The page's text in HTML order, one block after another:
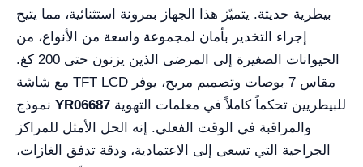
بيطرية حديثة. يتميّز هذا الجهاز بمرونة استثنائية، مما يتيح
إجراء التخدير بأمان لمجموعة واسعة من الأنواع، من
الحيوانات الصغيرة إلى المرضى الذين يزنون حتى 200 كغ.
مع شاشة TFT LCD مقاس 7 بوصات وتصميم مريح، يوفر
YR06687
والمراقبة في الوقت الفعلي. إنه الحل الأمثل للمراكز
الجراحية التي تسعى إلى الاعتمادية، ودقة تدفق الغازات،